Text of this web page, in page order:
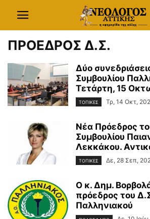
ΠΡΟΕΔΡΟΣ Δ.Σ.
Δύο
Συμβουλίου
Τετάρτη, 15
ΤΟΠΙΚΕΣ Τρ, 14 Οκτ,
Νέα Πρόεδρος
Συμβουλίου
Λεκκάκου.
ΤΟΠΙΚΕΣ Δε, 28 Σεπ,
Ο κ. Δημ.
πρόεδρος του
Παλληνιακού